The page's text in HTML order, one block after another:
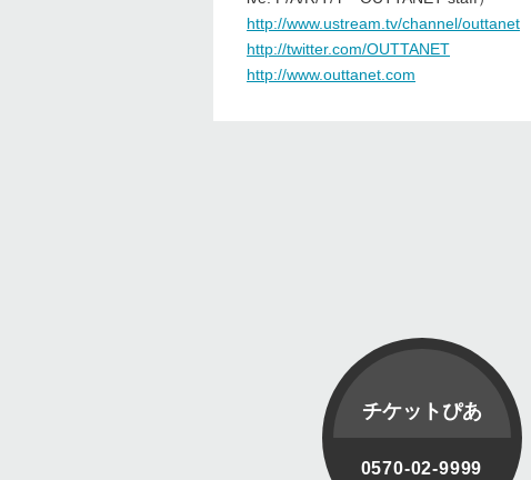
http://www.ustream.tv/channel/outtanet
http://twitter.com/OUTTANET
http://www.outtanet.com
チケットぴあ
0570-02-9999